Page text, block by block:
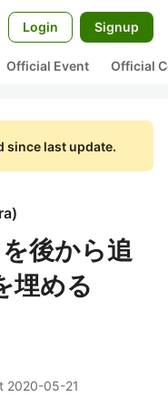
Login Signup
Official Event Official
since last update.
)
後から追
埋める
2020-05-21